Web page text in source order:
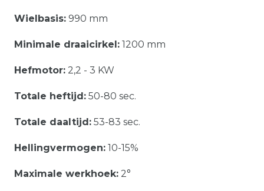
Wielbasis: 990 mm
Minimale draaicirkel: 1200 mm
Hefmotor: 2,2 - 3 KW
Totale heftijd: 50-80 sec.
Totale daaltijd: 53-83 sec.
Hellingvermogen: 10-15%
Maximale werkhoek: 2°